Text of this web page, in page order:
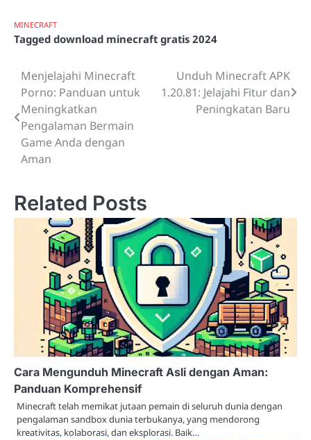
MINECRAFT
Tagged download minecraft gratis 2024
Post
navigation
Menjelajahi Minecraft
Porno: Panduan untuk
Meningkatkan
Pengalaman Bermain
Game Anda dengan
Aman
Unduh Minecraft APK
1.20.81: Jelajahi Fitur dan
Peningkatan Baru
Related Posts
Cara Mengunduh Minecraft Asli dengan Aman:
Panduan Komprehensif
Minecraft telah memikat jutaan pemain di seluruh dunia dengan
pengalaman sandbox dunia terbukanya, yang mendorong
kreativitas, kolaborasi, dan eksplorasi. Baik…